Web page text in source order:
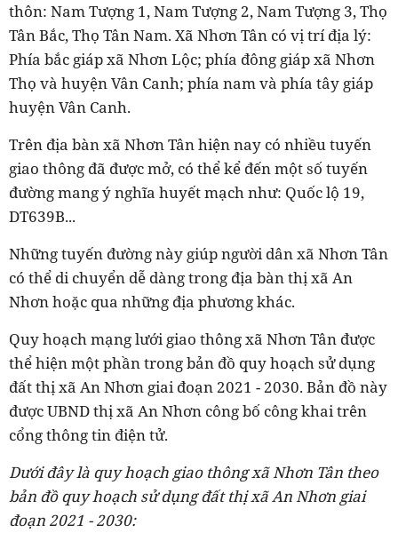
thôn: Nam Tượng 1, Nam Tượng 2, Nam Tượng 3, Thọ
Tân Bắc, Thọ Tân Nam. Xã Nhơn Tân có vị trí địa lý:
Phía bắc giáp xã Nhơn Lộc; phía đông giáp xã Nhơn
Thọ và huyện Vân Canh; phía nam và phía tây giáp
huyện Vân Canh.
Trên địa bàn xã Nhơn Tân hiện nay có nhiều tuyến
giao thông đã được mở, có thể kể đến một số tuyến
đường mang ý nghĩa huyết mạch như: Quốc lộ 19,
DT639B...
Những tuyến đường này giúp người dân xã Nhơn Tân
có thể di chuyển dễ dàng trong địa bàn thị xã An
Nhơn hoặc qua những địa phương khác.
Quy hoạch mạng lưới giao thông xã Nhơn Tân được
thể hiện một phần trong bản đồ quy hoạch sử dụng
đất thị xã An Nhơn giai đoạn 2021 - 2030. Bản đồ này
được UBND thị xã An Nhơn công bố công khai trên
cổng thông tin điện tử.
Dưới đây là quy hoạch giao thông xã Nhơn Tân theo
bản đồ quy hoạch sử dụng đất thị xã An Nhơn giai
đoạn 2021 - 2030: